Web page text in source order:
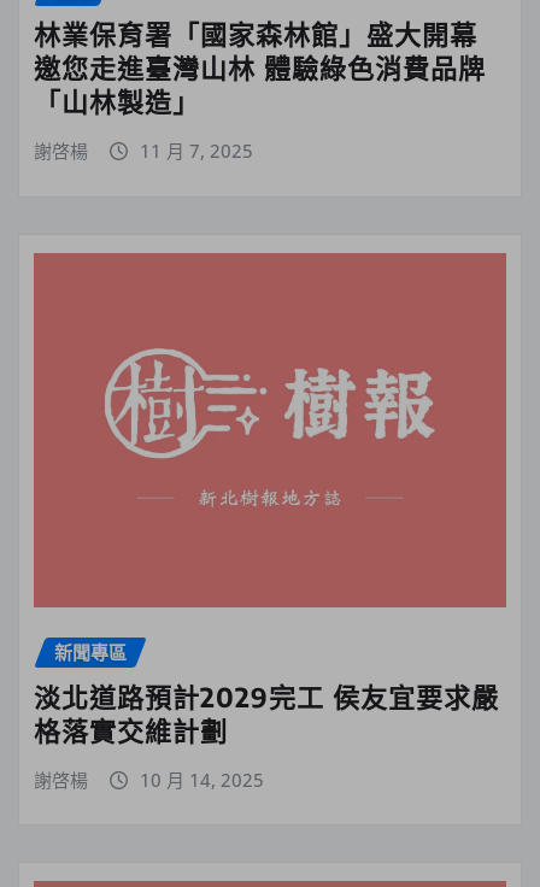
林業保育署「國家森林館」盛大開幕
邀您走進臺灣山林 體驗綠色消費品牌
「山林製造」
謝啓楊 11 月 7, 2025
新聞專區
淡北道路預計2029完工 侯友宜要求嚴
格落實交維計劃
謝啓楊 10 月 14, 2025